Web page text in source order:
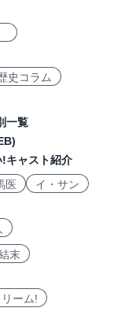
史コラム
一覧
!キャスト紹介
医
イ・サン
末
ーム!